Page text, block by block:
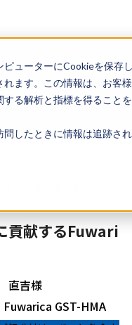
ューターにCookieを保
ます。この情報は、お客
る解析と指標を得ること
したときに情報は追跡さ
貢献するFuwari
直吉様
GST-HMA